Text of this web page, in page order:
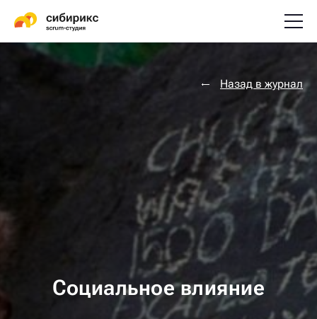
Назад в журнал
Социальное влияние